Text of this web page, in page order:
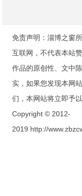
免责声明：淄博之窗
互联网，不代表本站
作品的原创性、文中
实，如果您发现本网
们，本网站将立即予以
Copyright © 2012-
2019 http://